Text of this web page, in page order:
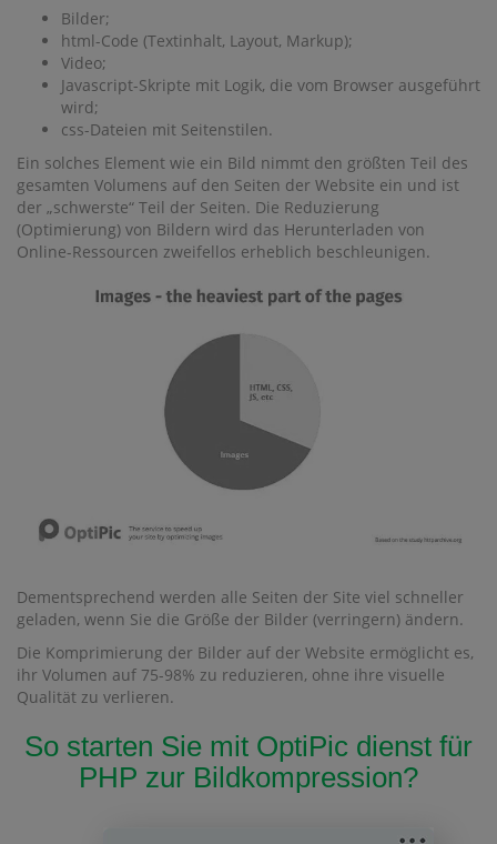
Bilder;
html-Code (Textinhalt, Layout, Markup);
Video;
Javascript-Skripte mit Logik, die vom Browser ausgeführt
wird;
css-Dateien mit Seitenstilen.
Ein solches Element wie ein Bild nimmt den größten Teil des
gesamten Volumens auf den Seiten der Website ein und ist
der „schwerste“ Teil der Seiten. Die Reduzierung
(Optimierung) von Bildern wird das Herunterladen von
Online-Ressourcen zweifellos erheblich beschleunigen.
Dementsprechend werden alle Seiten der Site viel schneller
geladen, wenn Sie die Größe der Bilder (verringern) ändern.
Die Komprimierung der Bilder auf der Website ermöglicht es,
ihr Volumen auf 75-98% zu reduzieren, ohne ihre visuelle
Qualität zu verlieren.
So starten Sie mit OptiPic dienst für
PHP zur Bildkompression?